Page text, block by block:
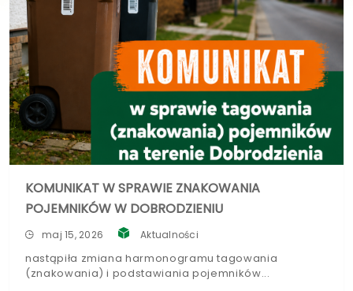
KOMUNIKAT W SPRAWIE ZNAKOWANIA
POJEMNIKÓW W DOBRODZIENIU
maj 15, 2026 Aktualności
nastąpiła zmiana harmonogramu tagowania
(znakowania) i podstawiania pojemników